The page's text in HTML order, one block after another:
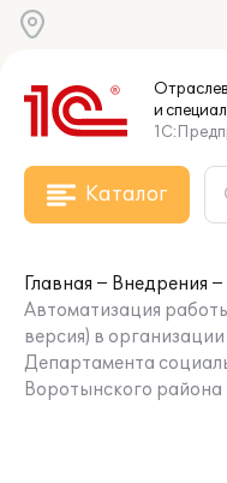
и
Каталог
Главная
Внедрения
Автоматизация
версия) в
Департамента
Воротынского района